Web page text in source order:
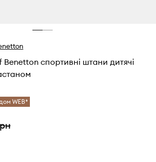
спортивні штани дитячі
WEB*